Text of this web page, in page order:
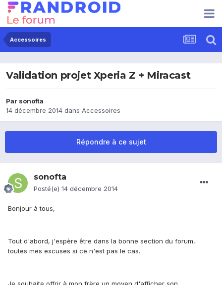
Accessoires
Validation projet Xperia Z + Miracast
Par sonofta
14 décembre 2014 dans Accessoires
Répondre à ce sujet
sonofta
Posté(e) 14 décembre 2014
Bonjour à tous,
Tout d'abord, j'espère être dans la bonne section du forum,
toutes mes excuses si ce n'est pas le cas.